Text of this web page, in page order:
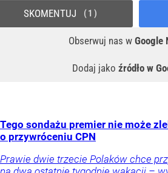
Obserwuj nas w Google
Dodaj jako źródło w
SKOMENTUJ 1
Tego sondażu premier nie może
o przywróceniu CPN
Prawie dwie trzecie Polaków chce